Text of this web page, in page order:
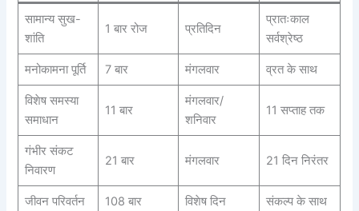
सामान्य सुख-
शांति
1 बार रोज प्रतिदिन
प्रातःकाल
सर्वश्रेष्ठ
मनोकामना पूर्ति 7 बार मंगलवार व्रत के साथ
विशेष समस्या
समाधान
11 बार
मंगलवार/
शनिवार
11 सप्ताह तक
गंभीर संकट
निवारण
21 बार मंगलवार 21 दिन निरंतर
जीवन परिवर्तन 108 बार विशेष दिन संकल्प के साथ